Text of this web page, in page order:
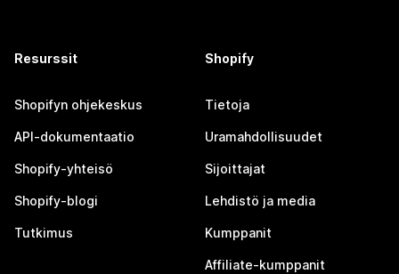
Resurssit
Shopifyn ohjekeskus
API-dokumentaatio
Shopify-yhteisö
Shopify-blogi
Tutkimus
Shopify
Tietoja
Uramahdollisuudet
Sijoittajat
Lehdistö ja media
Kumppanit
Affiliate-kumppanit